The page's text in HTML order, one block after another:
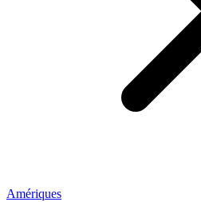
Amériques